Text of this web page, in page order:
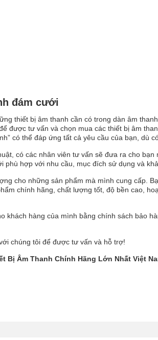
đám cưới
thiết bị âm thanh cần có trong dàn âm
được tư vấn và chọn mua các thiết bị âm
có thể đáp ứng tất cả yêu cầu của bạn, dù
có các nhân viên tư vấn sẽ đưa ra cho bạn
hợp với nhu cầu, mục đích sử dụng và
cho những sản phẩm mà mình cung cấp.
chính hãng, chất lượng tốt, độ bền cao,
khách hàng của mình bằng chính sách bảo
chúng tôi để được tư vấn và hỗ trợ!
Bị Âm Thanh Chính Hãng Lớn Nhất Việt